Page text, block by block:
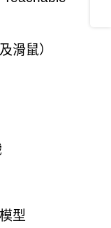
滑鼠）
型